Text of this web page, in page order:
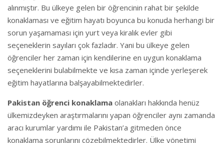
alınmıştır. Bu ülkeye gelen bir öğrencinin rahat bir şekilde
konaklaması ve eğitim hayatı boyunca bu konuda herhangi bir
sorun yaşamaması için yurt veya kiralık evler gibi
seçeneklerin sayıları çok fazladır. Yani bu ülkeye gelen
öğrenciler her zaman için kendilerine en uygun konaklama
seçeneklerini bulabilmekte ve kısa zaman içinde yerleşerek
eğitim hayatlarına balşayabilmektedirler.
Pakistan öğrenci konaklama olanakları hakkında henüz
ülkemizdeyken araştırmalarını yapan öğrenciler aynı zamanda
aracı kurumlar yardımı ile Pakistan’a gitmeden önce
konaklama sorunlarını çözebilmektedirler. Ülke yönetimi